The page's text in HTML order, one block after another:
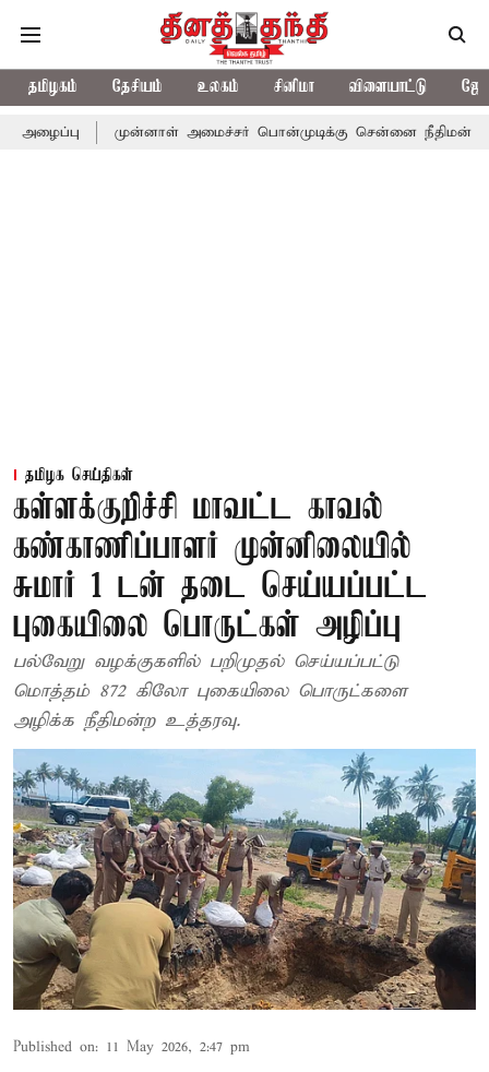
தமிழகம் தேசியம் உலகம் சினிமா விளையாட்டு
முன்னாள் அமைச்சர் பொன்முடிக்கு சென்னை நீதிமன்றம்
தமிழக செய்திகள்
கள்ளக்குறிச்சி மாவட்ட காவல்
கண்காணிப்பாளர் முன்னிலையில்
சுமார் 1 டன் தடை செய்யப்பட்ட
புகையிலை பொருட்கள் அழிப்பு
பல்வேறு வழக்குகளில் பறிமுதல் செய்யப்பட்டு
மொத்தம் 872 கிலோ புகையிலை பொருட்களை
அழிக்க நீதிமன்ற உத்தரவு.
Published on: 11 May 2026, 2:47 pm